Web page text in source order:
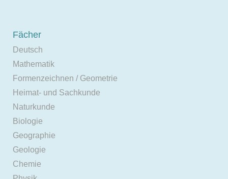
Fächer
Deutsch
Mathematik
Formenzeichnen / Geometrie
Heimat- und Sachkunde
Naturkunde
Biologie
Geographie
Geologie
Chemie